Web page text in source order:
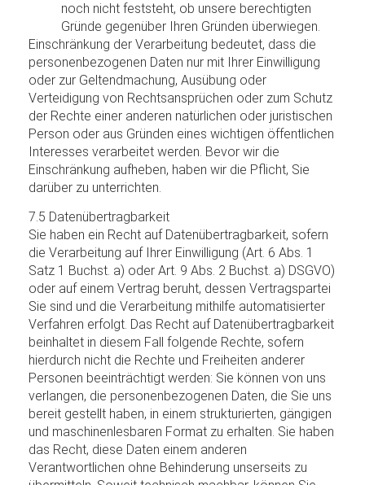
noch nicht feststeht, ob unsere berechtigten
Gründe gegenüber Ihren Gründen überwiegen.
Einschränkung der Verarbeitung bedeutet, dass die
personenbezogenen Daten nur mit Ihrer Einwilligung
oder zur Geltendmachung, Ausübung oder
Verteidigung von Rechtsansprüchen oder zum Schutz
der Rechte einer anderen natürlichen oder juristischen
Person oder aus Gründen eines wichtigen öffentlichen
Interesses verarbeitet werden. Bevor wir die
Einschränkung aufheben, haben wir die Pflicht, Sie
darüber zu unterrichten.
7.5 Datenübertragbarkeit
Sie haben ein Recht auf Datenübertragbarkeit, sofern
die Verarbeitung auf Ihrer Einwilligung (Art. 6 Abs. 1
Satz 1 Buchst. a) oder Art. 9 Abs. 2 Buchst. a) DSGVO)
oder auf einem Vertrag beruht, dessen Vertragspartei
Sie sind und die Verarbeitung mithilfe automatisierter
Verfahren erfolgt. Das Recht auf Datenübertragbarkeit
beinhaltet in diesem Fall folgende Rechte, sofern
hierdurch nicht die Rechte und Freiheiten anderer
Personen beeinträchtigt werden: Sie können von uns
verlangen, die personenbezogenen Daten, die Sie uns
bereit gestellt haben, in einem strukturierten, gängigen
und maschinenlesbaren Format zu erhalten. Sie haben
das Recht, diese Daten einem anderen
Verantwortlichen ohne Behinderung unserseits zu